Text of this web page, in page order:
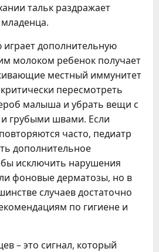
тальк раздражает
дополнительную
молоком ребенок получает
местный иммунитет
пересмотреть
малыша и убрать вещи с
грубыми швами. Если
часто, педиатр
дополнительное
исключить нарушения
фоновые дерматозы, но в
случаев достаточно
по гигиене и
– это сигнал, который